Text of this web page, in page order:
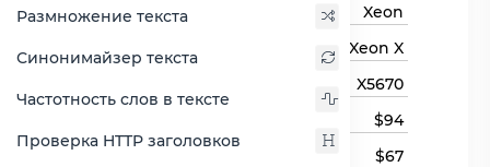
Размножение текста
Синонимайзер текста
Частотность слов в тексте
Проверка HTTP заголовков
Семейство процессоров
Xeon
Линейка процессора
Xeon X
X5670
$94
Цена на момент выхода
$67